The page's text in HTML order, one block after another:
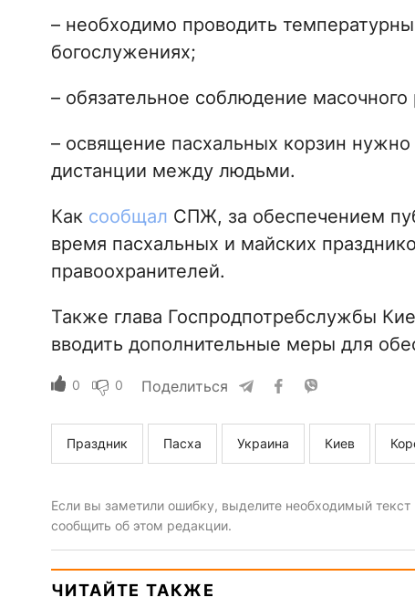
– необходимо проводить
богослужениях;
– обязательное соблюдение
– освящение пасхальных корзин
дистанции между людьми.
Как сообщал СПЖ, за обеспечением
время пасхальных и майских
правоохранителей.
Также глава Госпродпотребслужбы
вводить дополнительные меры для
0 0 Поделиться
Праздник Пасха Украина Киев
Если вы заметили ошибку, выделите необходимый
сообщить об этом редакции.
ЧИТАЙТЕ ТАКЖЕ